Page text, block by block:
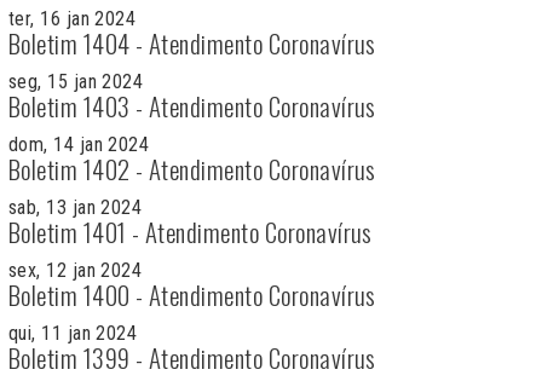
ter, 16 jan 2024
Boletim 1404 - Atendimento Coronavírus
seg, 15 jan 2024
Boletim 1403 - Atendimento Coronavírus
dom, 14 jan 2024
Boletim 1402 - Atendimento Coronavírus
sab, 13 jan 2024
Boletim 1401 - Atendimento Coronavírus
sex, 12 jan 2024
Boletim 1400 - Atendimento Coronavírus
qui, 11 jan 2024
Boletim 1399 - Atendimento Coronavírus